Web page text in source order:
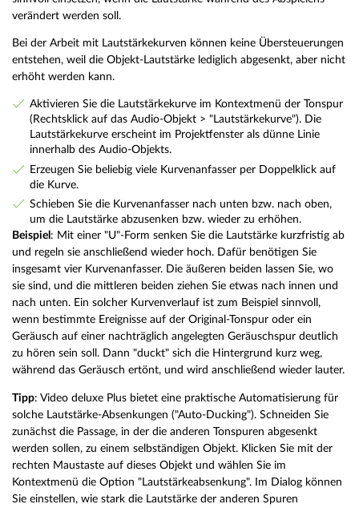
verändert werden soll.
Bei der Arbeit mit Lautstärkekurven können keine Übersteuerungen
entstehen, weil die Objekt-Lautstärke lediglich abgesenkt, aber nicht
erhöht werden kann.
Aktivieren Sie die Lautstärkekurve im Kontextmenü der Tonspur
(Rechtsklick auf das Audio-Objekt > "Lautstärkekurve"). Die
Lautstärkekurve erscheint im Projektfenster als dünne Linie
innerhalb des Audio-Objekts.
Erzeugen Sie beliebig viele Kurvenanfasser per Doppelklick auf
die Kurve.
Schieben Sie die Kurvenanfasser nach unten bzw. nach oben,
um die Lautstärke abzusenken bzw. wieder zu erhöhen.
Beispiel : Mit einer "U"-Form senken Sie die Lautstärke kurzfristig ab
und regeln sie anschließend wieder hoch. Dafür benötigen Sie
insgesamt vier Kurvenanfasser. Die äußeren beiden lassen Sie, wo
sie sind, und die mittleren beiden ziehen Sie etwas nach innen und
nach unten. Ein solcher Kurvenverlauf ist zum Beispiel sinnvoll,
wenn bestimmte Ereignisse auf der Original-Tonspur oder ein
Geräusch auf einer nachträglich angelegten Geräuschspur deutlich
zu hören sein soll. Dann "duckt" sich die Hintergrund kurz weg,
während das Geräusch ertönt, und wird anschließend wieder lauter.
Tipp: Video deluxe Plus bietet eine praktische Automatisierung für
solche Lautstärke-Absenkungen ("Auto-Ducking"). Schneiden Sie
zunächst die Passage, in der die anderen Tonspuren abgesenkt
werden sollen, zu einem selbständigen Objekt. Klicken Sie mit der
rechten Maustaste auf dieses Objekt und wählen Sie im
Kontextmenü die Option "Lautstärkeabsenkung". Im Dialog können
Sie einstellen, wie stark die Lautstärke der anderen Spuren